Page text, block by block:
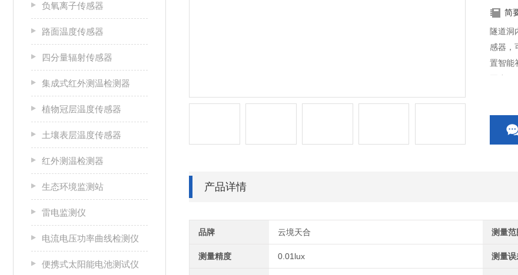
负氧离子传感器
路面温度传感器
四分量辐射传感器
集成式红外测温检测器
植物冠层温度传感器
土壤表层温度传感器
红外测温检测器
生态环境监测站
雷电监测仪
电流电压功率曲线检测仪
便携式太阳能电池测试仪
简
隧道洞
感器，
置智能
恶劣
计便
产品详情
品牌 云境天合 测量范
测量精度 0.01lux 测量误